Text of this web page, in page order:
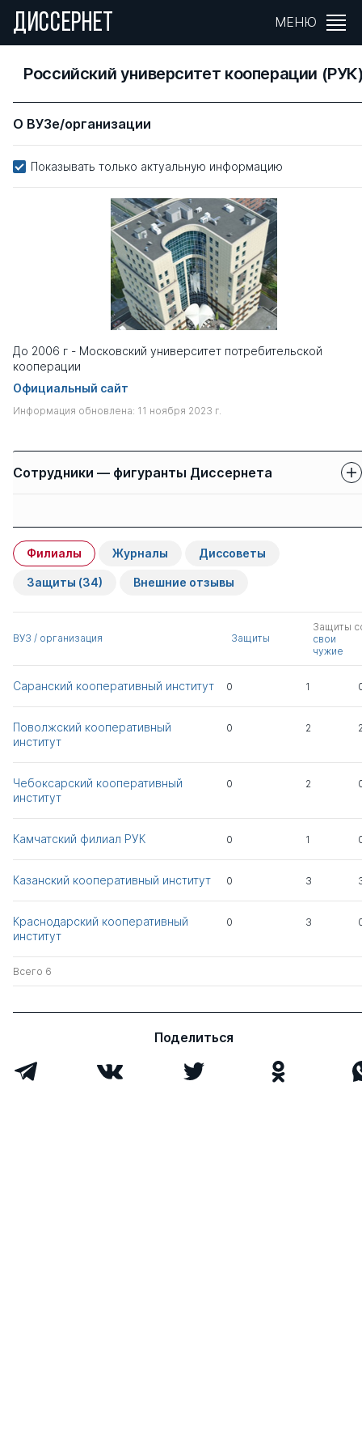
ДИССЕРНЕТ МЕНЮ
Российский университет кооперации
О ВУЗе/организации
Показывать только актуальную информацию
До 2006 г - Московский университет потребительской
кооперации
Официальный сайт
Информация обновлена: 11 ноября 2023 г.
Сотрудники — фигуранты Диссернета
Романович Вера
Кирилловна
Павлович
Валигурский Дмитрий
Иванович
д.э.н.
Шаронова Валентина
Петровна
к.э.н.
Елагин Владимир
Иссакович
д.э.н.
Блинова Надежда
Сергеевна
Адамов Насрулла
Абдурахманович
д.э.н. 0 8
Филиалы Журналы Диссоветы
Защиты (34) Внешние отзывы
ВУЗ / организация Защиты
Защиты
свои
чужие
Саранский кооперативный институт 0 1
Поволжский кооперативный
институт
0 2
Чебоксарский кооперативный
институт
0 2
Камчатский филиал РУК 0 1
Казанский кооперативный институт 0 3
Краснодарский кооперативный
институт
0 3
Всего 6
Поделиться